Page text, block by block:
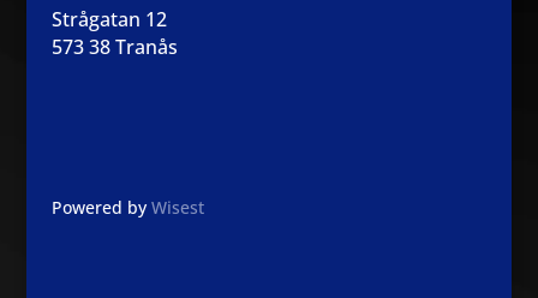
Strågatan 12
573 38 Tranås
Powered by Wisest